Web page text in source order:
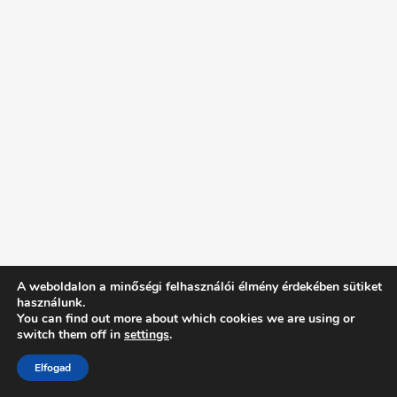
Intentionally Blank - Proudly powered by WordPress
A weboldalon a minőségi felhasználói élmény érdekében sütiket
használunk.
You can find out more about which cookies we are using or
switch them off in settings.
Elfogad